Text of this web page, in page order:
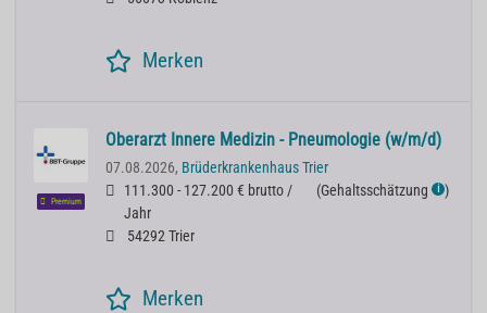
Merken
Premium
Oberarzt Innere Medizin - Pneumologie (w/m/d)
07.08.2026, Brüderkrankenhaus Trier
111.300 - 127.200 € brutto /
Jahr
(Gehaltsschätzung ℹ )
54292 Trier
Merken